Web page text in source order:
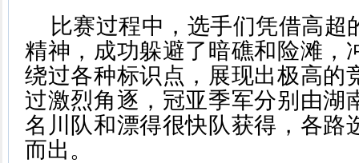
比赛过程中，选手们凭借高超
精神，成功躲避了暗礁和险滩，
绕过各种标识点，展现出极高的
过激烈角逐，冠亚季军分别由湖
名川队和漂得很快队获得，各路
而出。